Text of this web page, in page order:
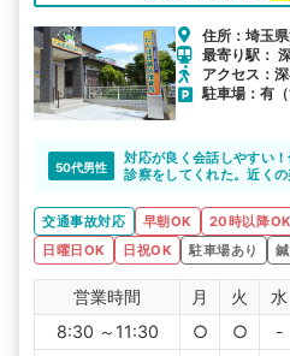
住所：埼玉
最寄り駅：
アクセス：
駐車場：有（
50代男性
対応が良く会話しやすい
診察をしてくれた。近く
交通事故対応
早朝OK 20時以降OK
日曜日OK
日祝OK 駐車場あり
営業時間 月 火 水
8:30 ～11:30
○ ○ -